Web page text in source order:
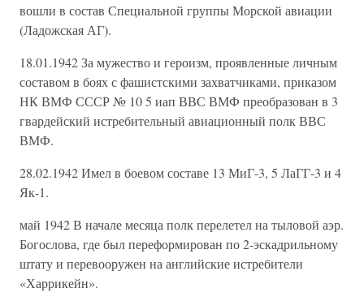
вошли в состав Специальной группы Морской авиации
(Ладожская АГ).
18.01.1942 За мужество и героизм, проявленные личным
составом в боях с фашистскими захватчиками, приказом
НК ВМФ СССР № 10 5 иап ВВС ВМФ преобразован в 3
гвардейский истребительный авиационный полк ВВС
ВМФ.
28.02.1942 Имел в боевом составе 13 МиГ-3, 5 ЛаГГ-3 и 4
Як-1.
май 1942 В начале месяца полк перелетел на тыловой аэр.
Богослова, где был переформирован по 2-эскадрильному
штату и перевооружен на английские истребители
«Харрикейн».